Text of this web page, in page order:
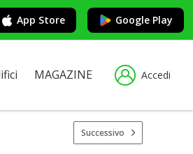
App Store Google Play
MAGAZINE Accedi
Successivo